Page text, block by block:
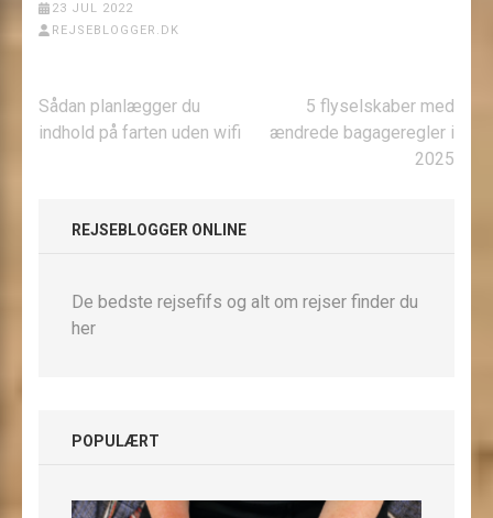
23 JUL 2022
REJSEBLOGGER.DK
Indlægsnavigation
Sådan planlægger du
indhold på farten uden wifi
5 flyselskaber med
ændrede bagageregler i
2025
REJSEBLOGGER ONLINE
De bedste rejsefifs og alt om rejser finder du
her
POPULÆRT